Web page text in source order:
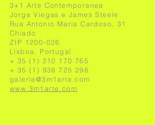
3+1 Arte Contemporanea
Jorge Viegas e James Steele
Rua Antonio Maria Cardoso, 31
Chiado
ZIP 1200-026
Lisboa, Portugal
+ 35 (1) 210 170 765
+ 35 (1) 938 725 298
galeria@3m1arte.com
www.3m1arte.com